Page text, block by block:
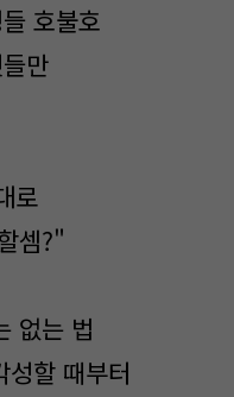
호불호
만
로
셈?"
없는 법
할 때부터